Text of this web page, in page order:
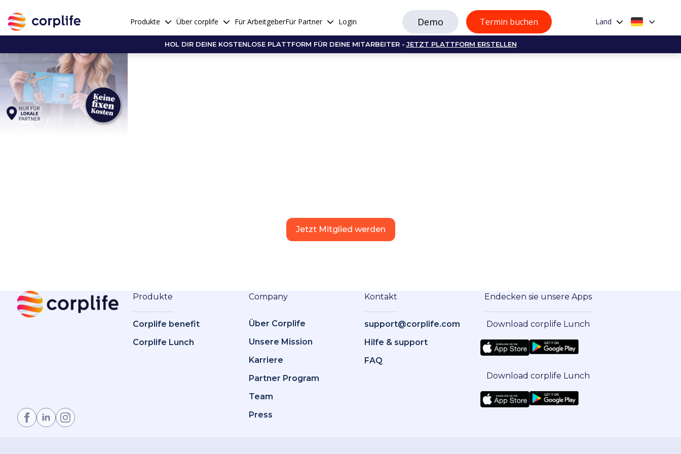
Produkte Über corplife Für ArbeitgeberFür Partner Login Demo Termin buchen Land
HOL DIR DEINE KOSTENLOSE PLATTFORM FÜR DEINE MITARBEITER - JETZT PLATTFORM ERSTELLEN
Jetzt Mitglied werden
Produkte
Corplife benefit
Corplife Lunch
Company
Über Corplife
Unsere Mission
Karriere
Partner Program
Team
Press
Kontakt
support@corplife.com
Hilfe & support
FAQ
Endecken sie unsere Apps
Download corplife Lunch
Download corplife Lunch